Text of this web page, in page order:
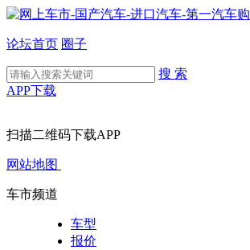
论坛首页 圈子
搜 索
APP下载
扫描二维码下载APP
网站地图
车市频道
车型
报价